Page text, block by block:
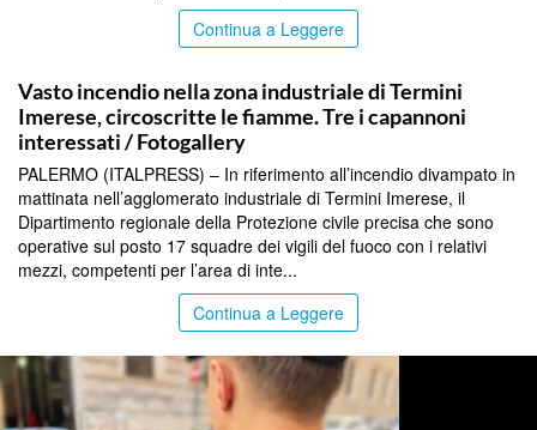
Continua a Leggere
Vasto incendio nella zona industriale di Termini
Imerese, circoscritte le fiamme. Tre i capannoni
interessati / Fotogallery
PALERMO (ITALPRESS) – In riferimento all’incendio divampato in
mattinata nell’agglomerato industriale di Termini Imerese, il
Dipartimento regionale della Protezione civile precisa che sono
operative sul posto 17 squadre dei vigili del fuoco con i relativi
mezzi, competenti per l’area di inte...
Continua a Leggere